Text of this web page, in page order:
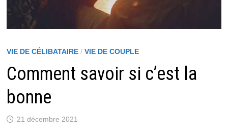
VIE DE CÉLIBATAIRE/ VIE DE COUPLE
Comment savoir si c’est la
bonne
21 décembre 2021